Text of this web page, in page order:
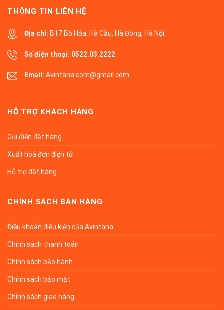
THÔNG TIN LIÊN HỆ
Địa chỉ: B17 Bồ Hỏa, Hà Cầu, Hà Đông, Hà Nội.
Số điện thoại: 0522.03.2222
Email: Avintana.com@gmail.com
HỖ TRỢ KHÁCH HÀNG
Gọi điện đặt hàng
Xuất hoá đơn điện tử
Hỗ trợ đặt hàng
CHÍNH SÁCH BÁN HÀNG
Điều khoản điều kiện của Avintana
Chính sách thanh toán
Chính sách bảo hành
Chính sách bảo mật
Chính sách giao hàng